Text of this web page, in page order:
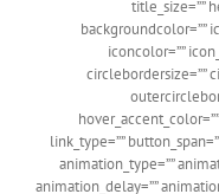
title_size=””
backgroundcolor=””
iconcolor=””
circlebordersize=””
link_type=””
animation_type=””
animation_delay=””